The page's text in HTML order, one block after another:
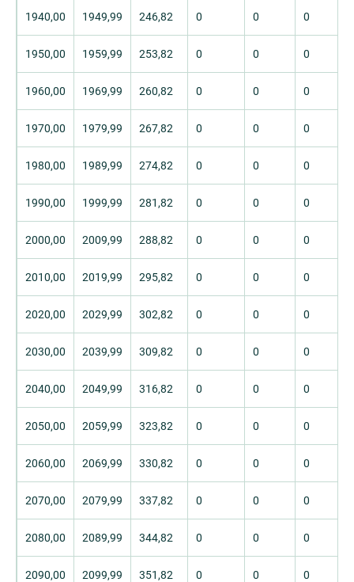
1940,00 1949,99 246,82 0 0 0
1950,00 1959,99 253,82 0 0 0
1960,00 1969,99 260,82 0 0 0
1970,00 1979,99 267,82 0 0 0
1980,00 1989,99 274,82 0 0 0
1990,00 1999,99 281,82 0 0 0
2000,00 2009,99 288,82 0 0 0
2010,00 2019,99 295,82 0 0 0
2020,00 2029,99 302,82 0 0 0
2030,00 2039,99 309,82 0 0 0
2040,00 2049,99 316,82 0 0 0
2050,00 2059,99 323,82 0 0 0
2060,00 2069,99 330,82 0 0 0
2070,00 2079,99 337,82 0 0 0
2080,00 2089,99 344,82 0 0 0
2090,00 2099,99 351,82 0 0 0